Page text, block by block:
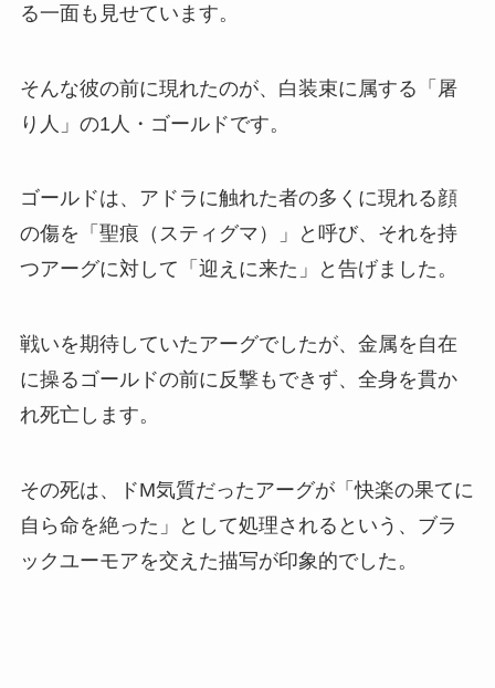
る一面も見せています。
そんな彼の前に現れたのが、白装束に属する「屠
り人」の1人・ゴールドです。
ゴールドは、アドラに触れた者の多くに現れる顔
の傷を「聖痕（スティグマ）」と呼び、それを持
つアーグに対して「迎えに来た」と告げました。
戦いを期待していたアーグでしたが、金属を自在
に操るゴールドの前に反撃もできず、全身を貫か
れ死亡します。
その死は、ドM気質だったアーグが「快楽の果てに
自ら命を絶った」として処理されるという、ブラ
ックユーモアを交えた描写が印象的でした。